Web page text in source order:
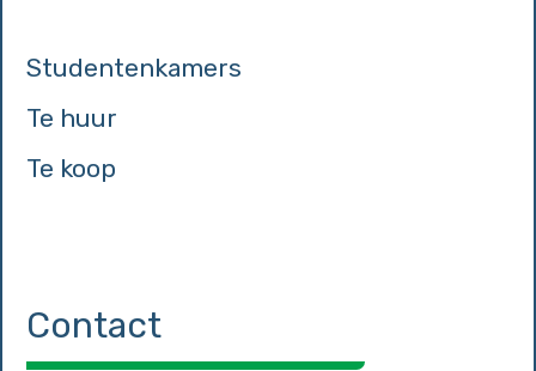
Studentenkamers
Te huur
Te koop
Contact